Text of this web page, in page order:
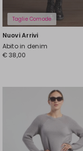
Taglie Comode
Nuovi Arrivi
Abito in denim
€ 38,00